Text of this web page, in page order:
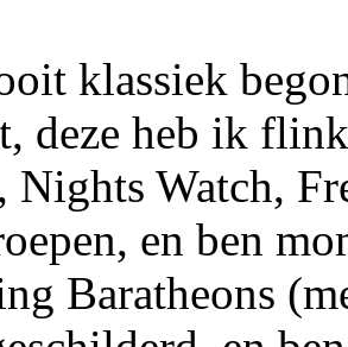
klassiek
deze heb ik
Nights Watch,
en ben
Baratheons